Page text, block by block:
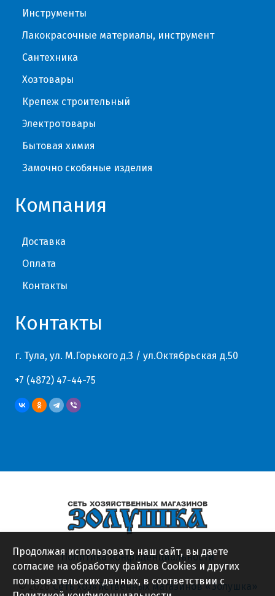
Инструменты
Лакокрасочные материалы, инструмент
Сантехника
Хозтовары
Крепеж строительный
Электротовары
Бытовая химия
Замочно скобяные изделия
Компания
Доставка
Оплата
Контакты
Контакты
г. Тула, ул. М.Горького д.3 / ул.Октябрьская д.50
+7 (4872) 47-44-75
Политика конфиденциальности
© 2026 Сеть хозяйственных магазинов «Золушка»
Продолжая использовать наш сайт, вы даете
согласие на обработку файлов Cookies и других
пользовательских данных, в соответствии с